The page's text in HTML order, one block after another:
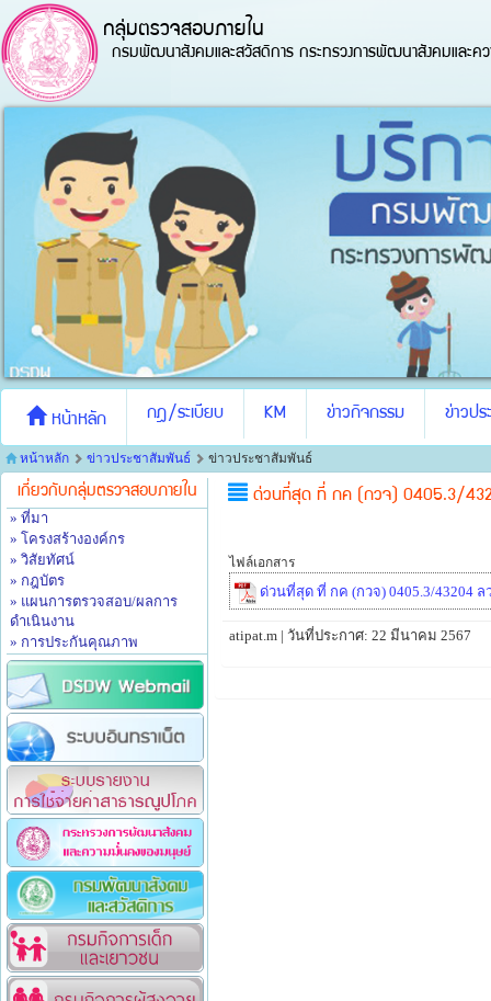
กลุ่มตรวจสอบภายใน
กรมพัฒนาสังคมและสวัสดิการ กระทรวงการพัฒนาสังคมและค
หน้าหลัก กฎ/ระเบียบ KM ข่าวกิจกรรม ข่าวป
หน้าหลัก ข่าวประชาสัมพันธ์ ข่าวประชาสัมพันธ์
เกี่ยวกับกลุ่มตรวจสอบภายใน
» ที่มา
» โครงสร้างองค์กร
» วิสัยทัศน์
» กฎบัตร
» แผนการตรวจสอบ/ผลการ
ดำเนินงาน
» การประกันคุณภาพ
ด่วนที่สุด ที่ กค (กวจ) 0405.3/
ไฟล์เอกสาร
ด่วนที่สุด ที่ กค (กวจ) 0405.3/43204
atipat.m | วันที่ประกาศ: 22 มีนาคม 2567